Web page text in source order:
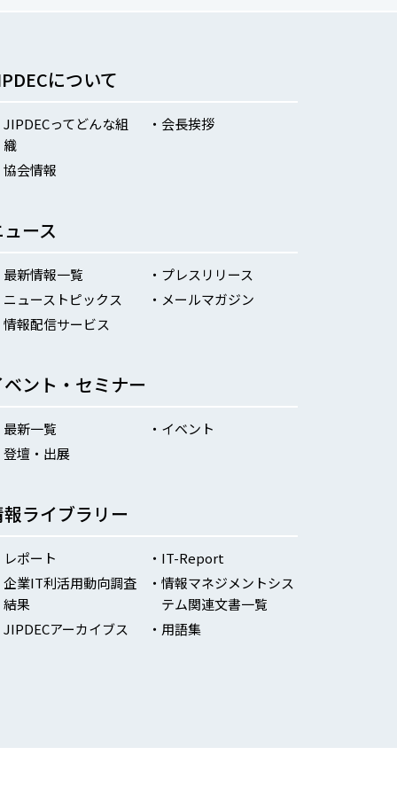
について
JIPDECってどんな組
織
会長挨拶
協会情報
ュース
最新情報一覧
プレスリリース
ニューストピックス
メールマガジン
情報配信サービス
ベント・セミナー
最新一覧
イベント
登壇・出展
ライブラリー
レポート
IT-Report
企業IT利活用動向調査
結果
情報マネジメントシス
テム関連文書一覧
JIPDECアーカイブス
用語集